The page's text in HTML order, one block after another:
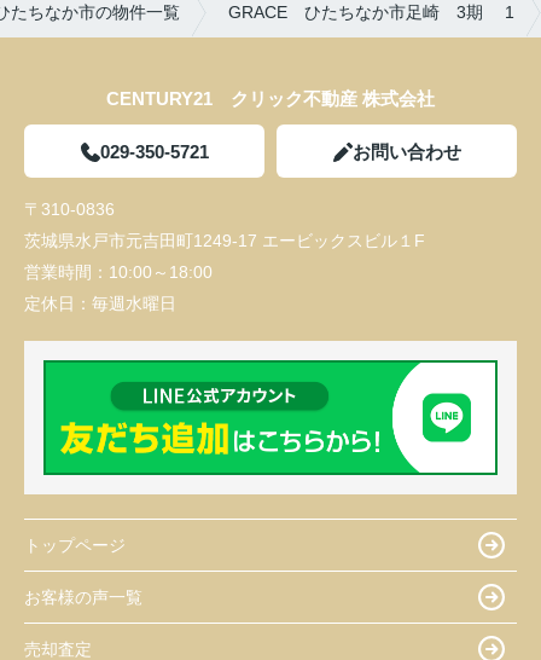
たちなか市の物件一覧 GRACE ひたちなか市足崎 3期 1
CENTURY21 クリック不動産 株式会社
029-350-5721 お問い合わせ
〒310-0836
茨城県水戸市元吉田町1249-17 エービックスビル１F
営業時間： 10:00～18:00
定休日： 毎週水曜日
トップページ
お客様の声一覧
売却査定